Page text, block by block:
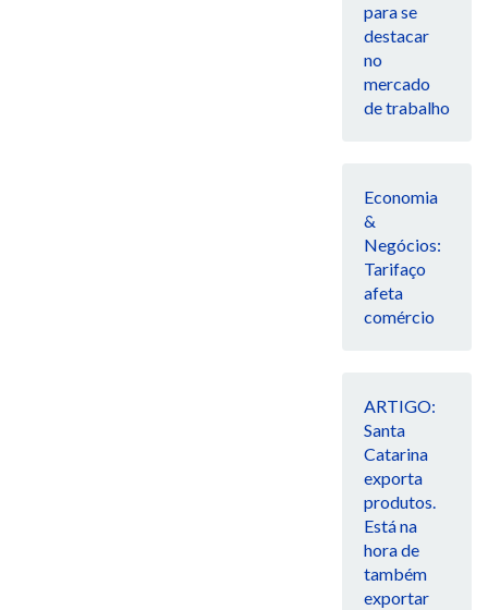
para se
destacar
no
mercado
de trabalho
Economia
&
Negócios:
Tarifaço
afeta
comércio
ARTIGO:
Santa
Catarina
exporta
produtos.
Está na
hora de
também
exportar